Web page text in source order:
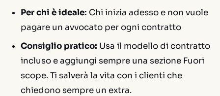
Per chi è ideale: Chi inizia adesso e non vuole
pagare un avvocato per ogni contratto
Consiglio pratico: Usa il modello di contratto
incluso e aggiungi sempre una sezione Fuori
scope. Ti salverà la vita con i clienti che
chiedono sempre un extra.